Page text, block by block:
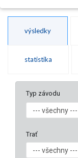
výsledky
statistika
Typ závodu
Trať